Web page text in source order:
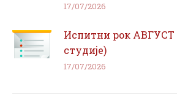
17/07/2026
Испитни рок АВГУСТ
студије)
17/07/2026